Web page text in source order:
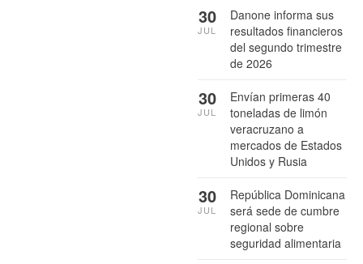
Danone informa sus
resultados financieros
del segundo trimestre
de 2026
30
JUL
Envían primeras 40
toneladas de limón
veracruzano a
mercados de Estados
Unidos y Rusia
30
JUL
República Dominicana
será sede de cumbre
regional sobre
seguridad alimentaria
30
JUL